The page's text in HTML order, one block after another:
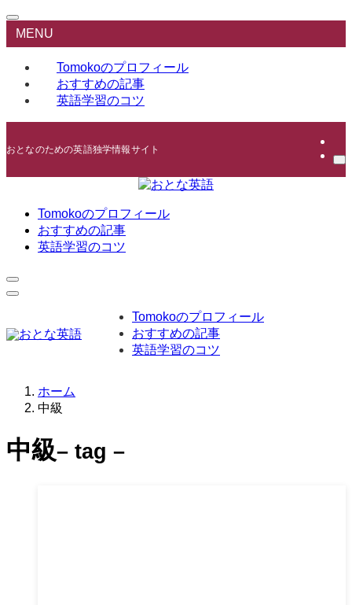
MENU
Tomokoのプロフィール
おすすめの記事
英語学習のコツ
おとなのための英語独学情報サイト
Tomokoのプロフィール
おすすめの記事
英語学習のコツ
Tomokoのプロフィール
おすすめの記事
英語学習のコツ
ホーム
中級
中級– tag –